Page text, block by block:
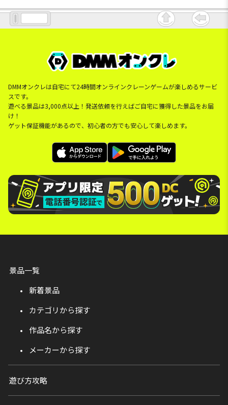
DMMオンクレは自宅にて24時間オンラインクレーンゲームが楽しめるサービ
スです。
遊べる景品は3,000点以上！発送依頼を行えばご自宅に獲得した景品をお届
け！
ゲット保証機能があるので、初心者の方でも安心して楽しめます。
景品一覧
新着景品
カテゴリから探す
作品名から探す
メーカーから探す
遊び方攻略